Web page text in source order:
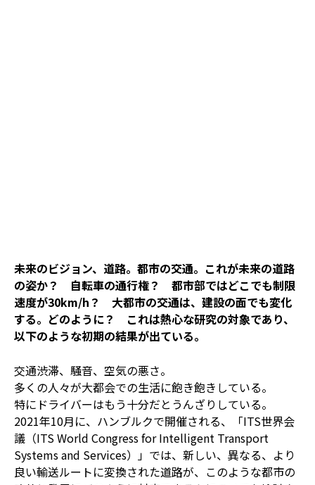
未来のビジョン、道路。都市の交通。これが未来の道路
の姿か？ 自転車の通行権？ 都市部ではどこでも制限
速度が30km/h？ 大都市の交通は、建設の面でも変化
する。どのように？ これは熱心な研究の対象であり、
以下のような初期の結果が出ている。
交通渋滞、騒音、空気の悪さ。
多くの人々が大都会での生活に飽き飽きしている。
特にドライバーはもう十分だとうんざりしている。
2021年10月に、ハンブルクで開催される、「ITS世界会
議（ITS World Congress for Intelligent Transport
Systems and Services）」では、新しい、異なる、より
良い輸送ルートに変換された道路が、このような都市の